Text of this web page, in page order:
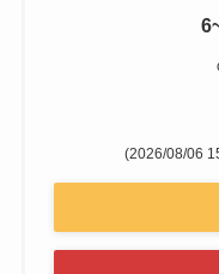
(2026/08/06